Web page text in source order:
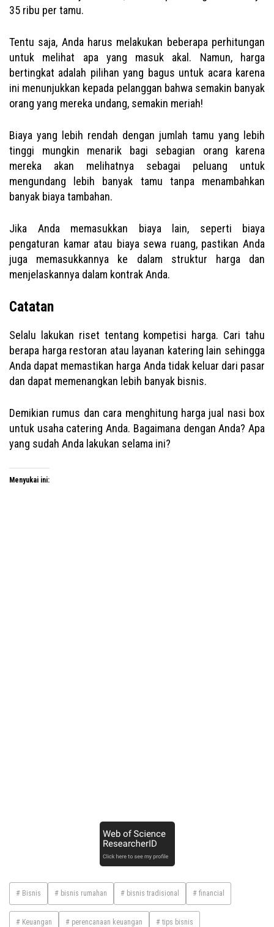
35 ribu per tamu.
Tentu saja, Anda harus melakukan beberapa perhitungan
untuk melihat apa yang masuk akal. Namun, harga
bertingkat adalah pilihan yang bagus untuk acara karena
ini menunjukkan kepada pelanggan bahwa semakin banyak
orang yang mereka undang, semakin meriah!
Biaya yang lebih rendah dengan jumlah tamu yang lebih
tinggi mungkin menarik bagi sebagian orang karena
mereka akan melihatnya sebagai peluang untuk
mengundang lebih banyak tamu tanpa menambahkan
banyak biaya tambahan.
Jika Anda memasukkan biaya lain, seperti biaya
pengaturan kamar atau biaya sewa ruang, pastikan Anda
juga memasukkannya ke dalam struktur harga dan
menjelaskannya dalam kontrak Anda.
Catatan
Selalu lakukan riset tentang kompetisi harga. Cari tahu
berapa harga restoran atau layanan katering lain sehingga
Anda dapat memastikan harga Anda tidak keluar dari pasar
dan dapat memenangkan lebih banyak bisnis.
Demikian rumus dan cara menghitung harga jual nasi box
untuk usaha catering Anda. Bagaimana dengan Anda? Apa
yang sudah Anda lakukan selama ini?
Menyukai ini:
# Bisnis # bisnis rumahan # bisnis tradisional # financial
# Keuangan # perencanaan keuangan # tips bisnis